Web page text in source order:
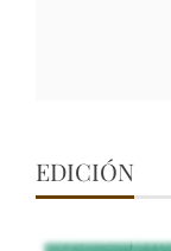
EDICIÓN